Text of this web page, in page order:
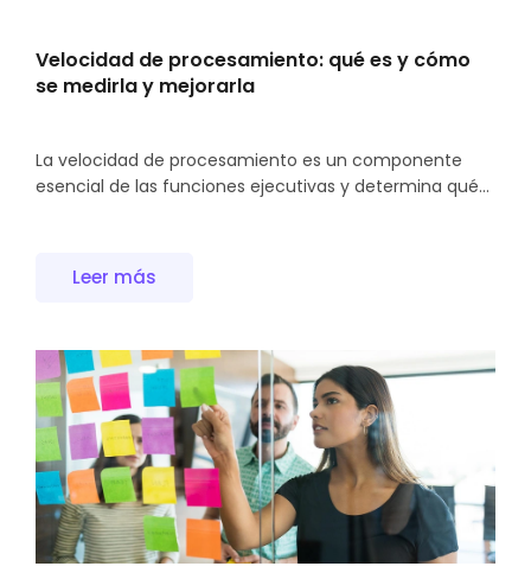
Velocidad de procesamiento: qué es y cómo
se medirla y mejorarla
La velocidad de procesamiento es un componente
esencial de las funciones ejecutivas y determina qué...
Leer más